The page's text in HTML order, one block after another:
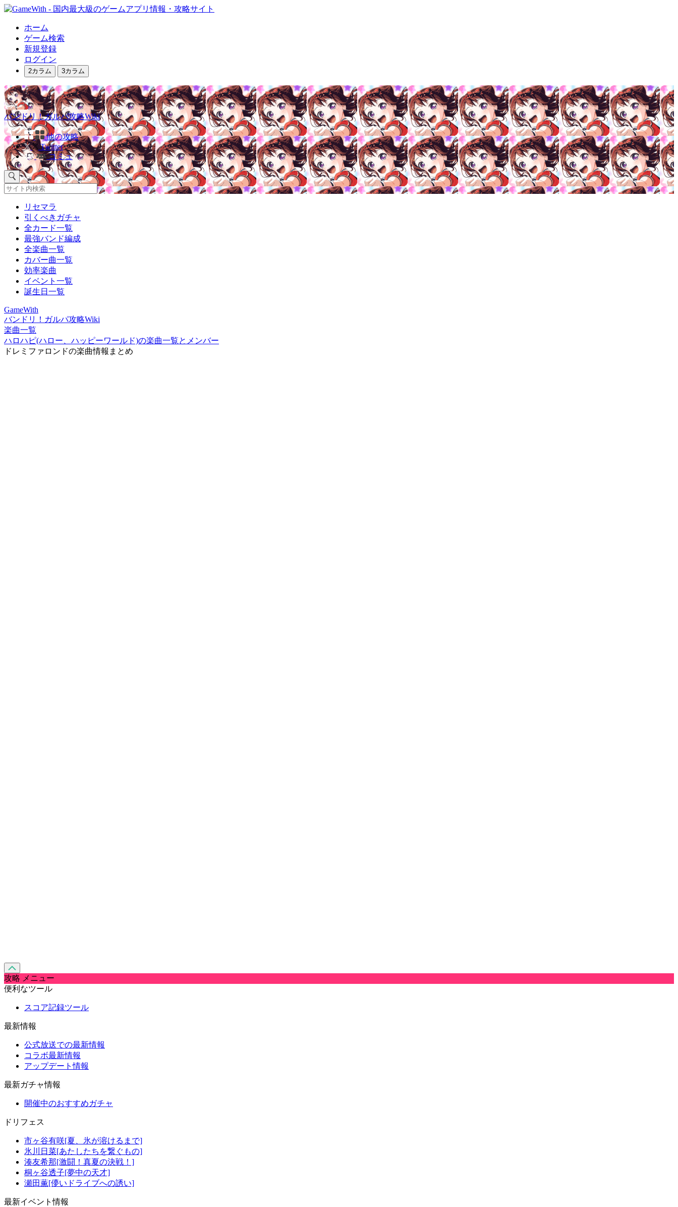
ホーム
ゲーム検索
新規登録
ログイン
2カラム 3カラム
バンドリ！ガルパ攻略Wiki
他の攻略
Twitter
コミュ
リセマラ
引くべきガチャ
全カード一覧
最強バンド編成
全楽曲一覧
カバー曲一覧
効率楽曲
イベント一覧
誕生日一覧
GameWith
バンドリ！ガルパ攻略Wiki
楽曲一覧
ハロハピ(ハロー、ハッピーワールド)の楽曲一覧とメンバー
ドレミファロンドの楽曲情報まとめ
攻略 メニュー
便利なツール
スコア記録ツール
最新情報
公式放送での最新情報
コラボ最新情報
アップデート情報
最新ガチャ情報
開催中のおすすめガチャ
ドリフェス
市ヶ谷有咲[夏、氷が溶けるまで]
氷川日菜[あたしたちを繋ぐもの]
湊友希那[激闘！真夏の決戦！]
桐ヶ谷透子[夢中の天才]
瀬田薫[儚いドライブへの誘い]
最新イベント情報